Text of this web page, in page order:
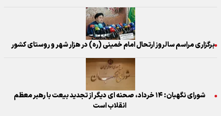
برگزاری مراسم سالروز ارتحال امام خمینی (ره) در هزار شهر و روستای کشور
شورای نگهبان: ۱۴ خرداد، صحنه ای دیگر از تجدید بیعت با رهبر معظم
انقلاب است